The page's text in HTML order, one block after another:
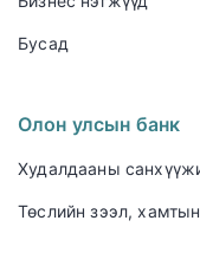
Бусад
Олон улсын банк
Худалдааны
Төслийн зээл,